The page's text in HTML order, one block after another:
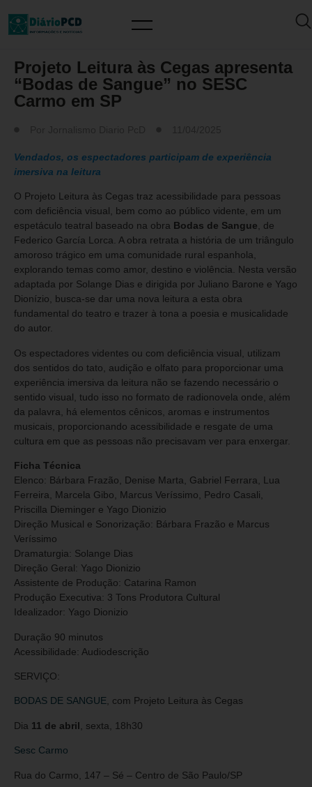
Projeto Leitura às Cegas apresenta
“Bodas de Sangue” no SESC
Carmo em SP
Vendados, os espectadores participam de experiência
imersiva na leitura
O Projeto Leitura às Cegas traz acessibilidade para pessoas
com deficiência visual, bem como ao público vidente, em um
espetáculo teatral baseado na obra Bodas de Sangue, de
Federico García Lorca. A obra retrata a história de um triângulo
amoroso trágico em uma comunidade rural espanhola,
explorando temas como amor, destino e violência. Nesta versão
adaptada por Solange Dias e dirigida por Juliano Barone e Yago
Dionízio, busca-se dar uma nova leitura a esta obra
fundamental do teatro e trazer à tona a poesia e musicalidade
do autor.
Os espectadores videntes ou com deficiência visual, utilizam
dos sentidos do tato, audição e olfato para proporcionar uma
experiência imersiva da leitura não se fazendo necessário o
sentido visual, tudo isso no formato de radionovela onde, além
da palavra, há elementos cênicos, aromas e instrumentos
musicais, proporcionando acessibilidade e resgate de uma
cultura em que as pessoas não precisavam ver para enxergar.
Ficha Técnica
Elenco: Bárbara Frazão, Denise Marta, Gabriel Ferrara, Lua
Ferreira, Marcela Gibo, Marcus Veríssimo, Pedro Casali,
Priscilla Dieminger e Yago Dionizio
Direção Musical e Sonorização: Bárbara Frazão e Marcus
Veríssimo
Dramaturgia: Solange Dias
Direção Geral: Yago Dionizio
Assistente de Produção: Catarina Ramon
Produção Executiva: 3 Tons Produtora Cultural
Idealizador: Yago Dionizio
Duração 90 minutos
Acessibilidade: Audiodescrição
SERVIÇO:
BODAS DE SANGUE, com Projeto Leitura às Cegas
Dia 11 de abril , sexta, 18h30
Sesc Carmo
Rua do Carmo, 147 – Sé – Centro de São Paulo/SP